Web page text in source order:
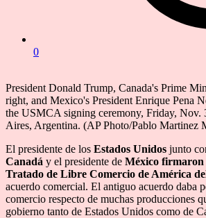
0
President Donald Trump, Canada's Prime
right, and Mexico's President Enrique Pena
the USMCA signing ceremony, Friday, Nov.
Aires, Argentina. (AP Photo/Pablo Martinez
El presidente de los Estados Unidos junto
Canadá y el presidente de México firmaron
Tratado de Libre Comercio de América
acuerdo comercial. El antiguo acuerdo daba
comercio respecto de muchas producciones
gobierno tanto de Estados Unidos como de